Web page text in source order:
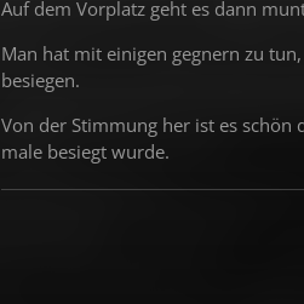
Auf dem Vorplatz geht es dann
Man hat mit einigen gegnern zu
besiegen.
Von der Stimmung her ist es
male besiegt wurde.